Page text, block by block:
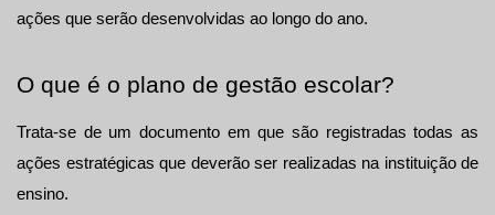
ações que serão desenvolvidas ao longo do ano.
O que é o plano de gestão escolar?
Trata-se de um documento em que são registradas todas as
ações estratégicas que deverão ser realizadas na instituição de
ensino.